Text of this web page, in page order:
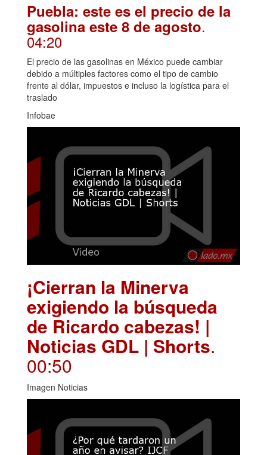
Puebla: este es el precio de la
gasolina este 8 de agosto.
04:20
El precio de las gasolinas en México puede cambiar
debido a múltiples factores como el tipo de cambio
frente al dólar, impuestos e incluso la logística para el
traslado
Infobae
¡Cierran la Minerva
exigiendo la búsqueda
de Ricardo cabezas! |
Noticias GDL | Shorts.
00:50
Imagen Noticias